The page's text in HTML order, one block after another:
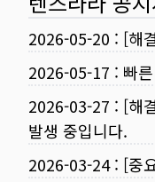
2026-05-20 : [해
2026-05-17 : 빠
2026-03-27 : [해
발생 중입니다.
2026-03-24: [중